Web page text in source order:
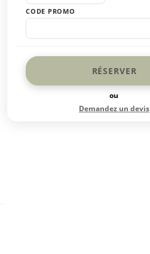
CODE PROMO
RÉSERVER
ou
Demandez un devis